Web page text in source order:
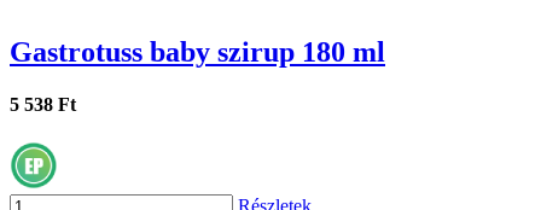
Gastrotuss baby szirup 180 ml
5 538 Ft